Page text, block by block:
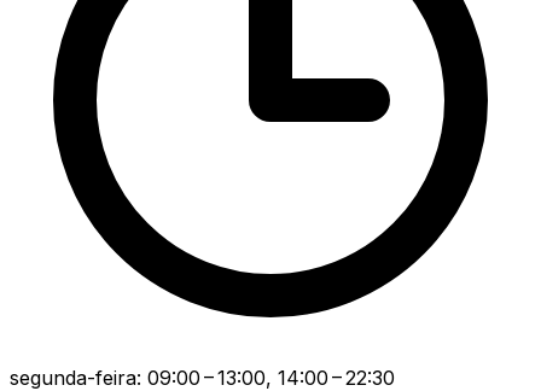
segunda-feira: 09:00 – 13:00, 14:00 – 22:30